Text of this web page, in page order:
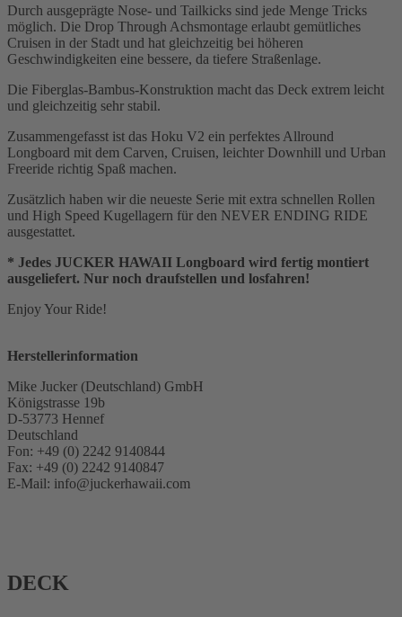
Durch ausgeprägte Nose- und Tailkicks sind jede Menge Tricks
möglich. Die Drop Through Achsmontage erlaubt gemütliches
Cruisen in der Stadt und hat gleichzeitig bei höheren
Geschwindigkeiten eine bessere, da tiefere Straßenlage.
Die Fiberglas-Bambus-Konstruktion macht das Deck extrem leicht
und gleichzeitig sehr stabil.
Zusammengefasst ist das Hoku V2 ein perfektes Allround
Longboard mit dem Carven, Cruisen, leichter Downhill und Urban
Freeride richtig Spaß machen.
Zusätzlich haben wir die neueste Serie mit extra schnellen Rollen
und High Speed Kugellagern für den NEVER ENDING RIDE
ausgestattet.
* Jedes JUCKER HAWAII Longboard wird fertig montiert
ausgeliefert. Nur noch draufstellen und losfahren!
Enjoy Your Ride!
Herstellerinformation
Mike Jucker (Deutschland) GmbH
Königstrasse 19b
D-53773 Hennef
Deutschland
Fon: +49 (0) 2242 9140844
Fax: +49 (0) 2242 9140847
E-Mail: info@juckerhawaii.com
DECK